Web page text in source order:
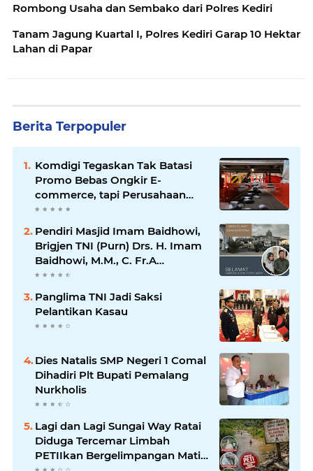
Rombong Usaha dan Sembako dari Polres Kediri
Tanam Jagung Kuartal I, Polres Kediri Garap 10 Hektar
Lahan di Papar
Berita Terpopuler
Komdigi Tegaskan Tak Batasi
Promo Bebas Ongkir E-
commerce, tapi Perusahaan
Kurir
Pendiri Masjid Imam Baidhowi,
Brigjen TNI (Purn) Drs. H. Imam
Baidhowi, M.M., C. Fr.A
Mengucapkan Selamat Idul Fitri
Panglima TNI Jadi Saksi
Pelantikan Kasau
Dies Natalis SMP Negeri 1 Comal
Dihadiri Plt Bupati Pemalang
Nurkholis
Lagi dan Lagi Sungai Way Ratai
Diduga Tercemar Limbah
PETIIkan Bergelimpangan Mati,